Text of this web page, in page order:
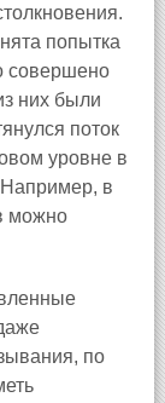
попытка
совершено
них были
поток
уровне в
Например, в
можно
по